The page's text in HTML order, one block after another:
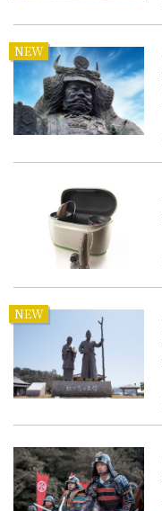
NEW
NEW